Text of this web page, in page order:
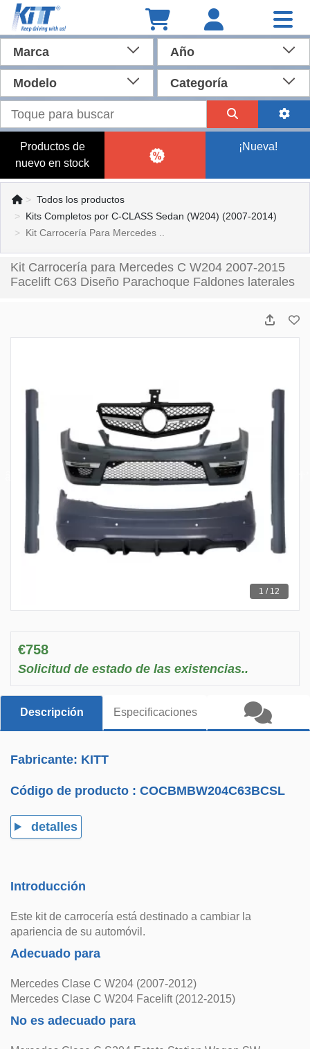
Marca Año
Modelo Categoría
Productos de
nuevo en stock
¡Nueva!
Todos los productos
Kits Completos por C-CLASS Sedan (W204) (2007-2014)
Kit Carrocería Para Mercedes ..
Kit Carrocería para Mercedes C W204 2007-2015
Facelift C63 Diseño Parachoque Faldones laterales
1 / 12
€758
Solicitud de estado de las existencias..
Descripción Especificaciones
Fabricante: KITT
Código de producto :COCBMBW204C63BCSL
detalles
Introducción
Este kit de carrocería está destinado a cambiar la
apariencia de su automóvil.
Adecuado para
Mercedes Clase C W204 (2007-2012)
Mercedes Clase C W204 Facelift (2012-2015)
No es adecuado para